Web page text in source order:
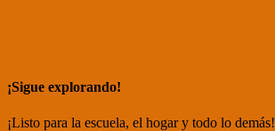
¡Sigue explorando!
¡Listo para la escuela, el hogar y todo lo demás!